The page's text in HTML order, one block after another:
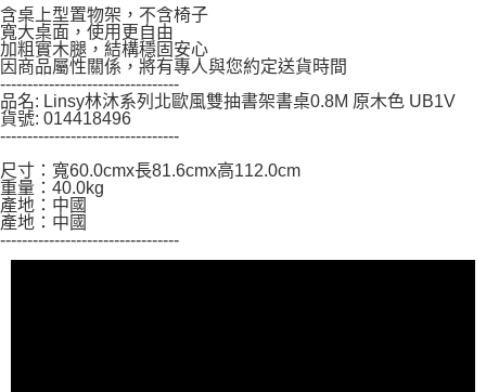
任。
４．使用「AFTEE先享後付」時，將依據個別帳號之用戶狀況，依本公司即
時審查核予不同之上限額度；若仍有額度不足之情形，本公司將視審查結果
請求用戶進行身份認證。
５．嚴禁一人註冊多個帳號或使用他人資訊註冊。若發現惡意使用之情形，
恩沛科技股份有限公司將有權停止該用戶之使用額度並採取法律行動。
含桌上型置物架，不含椅子
寬大桌面，使用更自由
加粗實木腿，結構穩固安心
因商品屬性關係，將有專人與您約定送貨時間
---------------------------------
品名: Linsy林沐系列北歐風雙抽書架書桌0.8M 原木色 UB1V
貨號: 014418496
---------------------------------
尺寸：寬60.0cmx長81.6cmx高112.0cm
重量：40.0kg
產地：中國
產地：中國
---------------------------------